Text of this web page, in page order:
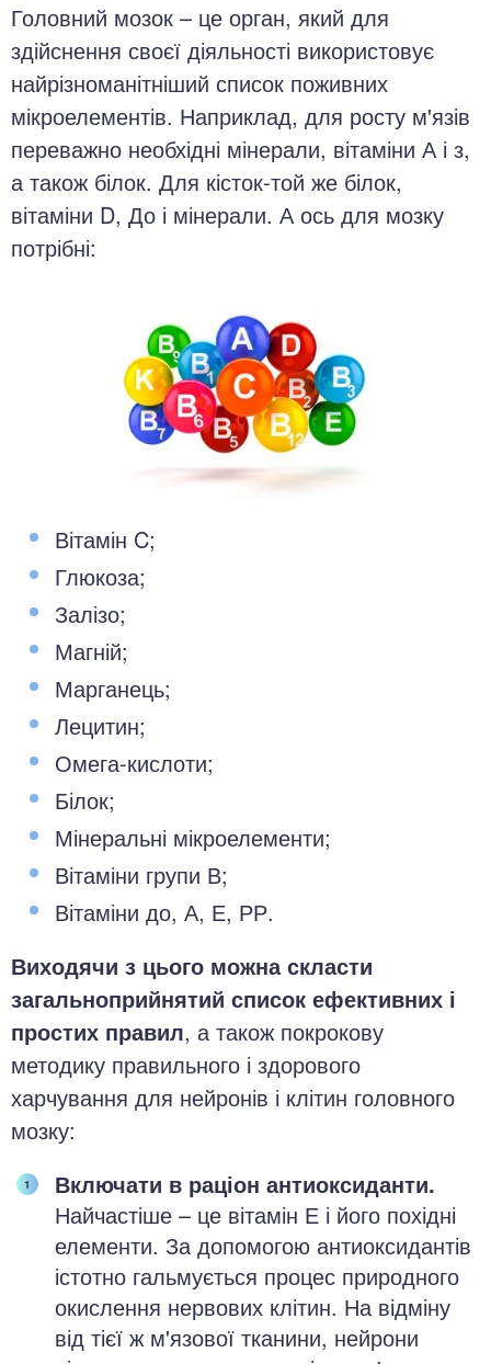
Головний мозок – це орган, який для
здійснення своєї діяльності використовує
найрізноманітніший список поживних
мікроелементів. Наприклад, для росту м'язів
переважно необхідні мінерали, вітаміни А і з,
а також білок. Для кісток-той же білок,
вітаміни D, До і мінерали. А ось для мозку
потрібні:
Вітамін C;
Глюкоза;
Залізо;
Магній;
Марганець;
Лецитин;
Омега-кислоти;
Білок;
Мінеральні мікроелементи;
Вітаміни групи В;
Вітаміни до, А, Е, РР.
Виходячи з цього можна скласти
загальноприйнятий список ефективних і
простих правил, а також покрокову
методику правильного і здорового
харчування для нейронів і клітин головного
мозку:
Включати в раціон антиоксиданти.
Найчастіше – це вітамін Е і його похідні
елементи. За допомогою антиоксидантів
істотно гальмується процес природного
окислення нервових клітин. На відміну
від тієї ж м'язової тканини, нейрони